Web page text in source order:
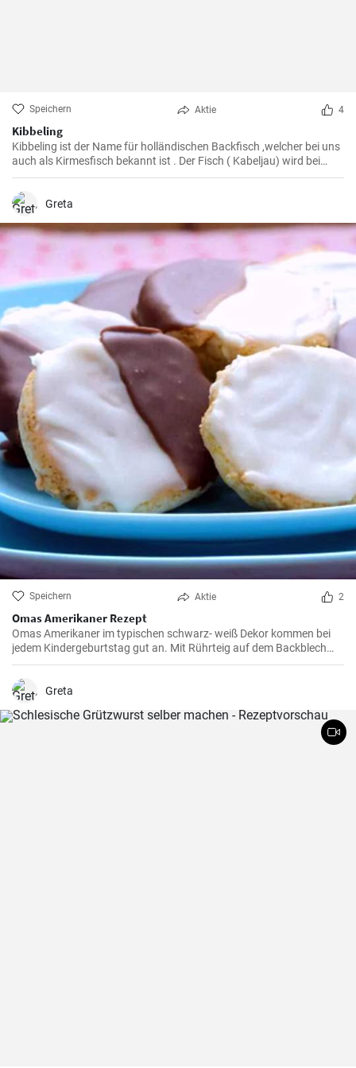
Speichern Aktie 4
Kibbeling
Kibbeling ist der Name für holländischen Backfisch ,welcher bei uns
auch als Kirmesfisch bekannt ist . Der Fisch ( Kabeljau) wird bei
diesem Rezept in heißem Öl fritiert bis er eine knusprike Kruste hat .
Greta
Speichern Aktie 2
Omas Amerikaner Rezept
Omas Amerikaner im typischen schwarz- weiß Dekor kommen bei
jedem Kindergeburtstag gut an. Mit Rührteig auf dem Backblech
kann man sie einfach backen. Zuletzt werden die Amerikaner dick
mit Zuckerguß bestrichen.
Greta